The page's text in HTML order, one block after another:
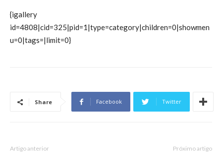
{igallery
id=4808|cid=325|pid=1|type=category|children=0|showmen
u=0|tags=|limit=0}
Share Facebook Twitter
Artigo anterior Próximo artigo